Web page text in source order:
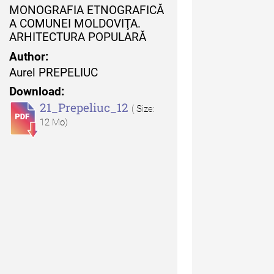
Muzeului Etnografic
- XXI / 2021
Muzeului Etnografic
- XX / 2020
Complet
MONOGRAFIA ETNOGRAFICĂ
A COMUNEI MOLDOVIŢA.
ARHITECTURA POPULARĂ
Author:
Aurel PREPELIUC
Download:
21_Prepeliuc_12 ( Size:
12 Mo)